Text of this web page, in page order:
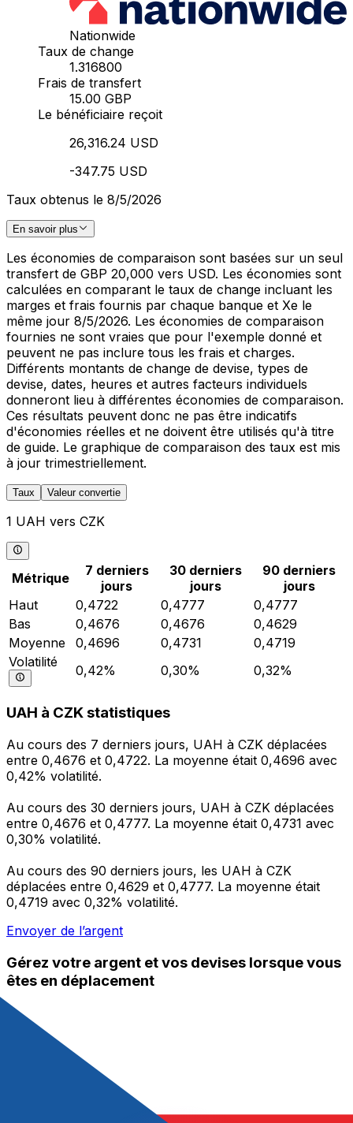
Nationwide
Taux de change
1.316800
Frais de transfert
15.00 GBP
Le bénéficiaire reçoit
26,316.24 USD
-347.75 USD
Taux obtenus le 8/5/2026
En savoir plus
Les économies de comparaison sont basées sur un seul
transfert de GBP 20,000 vers USD. Les économies sont
calculées en comparant le taux de change incluant les
marges et frais fournis par chaque banque et Xe le
même jour 8/5/2026. Les économies de comparaison
fournies ne sont vraies que pour l'exemple donné et
peuvent ne pas inclure tous les frais et charges.
Différents montants de change de devise, types de
devise, dates, heures et autres facteurs individuels
donneront lieu à différentes économies de comparaison.
Ces résultats peuvent donc ne pas être indicatifs
d'économies réelles et ne doivent être utilisés qu'à titre
de guide. Le graphique de comparaison des taux est mis
à jour trimestriellement.
Taux Valeur convertie
1 UAH vers CZK
Métrique
7 derniers
jours
30 derniers
jours
90 derniers
jours
Haut
0,4722 0,4777
0,4777
Bas
0,4676 0,4676
0,4629
Moyenne
0,4696 0,4731
0,4719
Volatilité
0,42% 0,30% 0,32%
UAH à CZK statistiques
Au cours des 7 derniers jours, UAH à CZK déplacées
entre 0,4676 et 0,4722. La moyenne était 0,4696 avec
0,42% volatilité.
Au cours des 30 derniers jours, UAH à CZK déplacées
entre 0,4676 et 0,4777. La moyenne était 0,4731 avec
0,30% volatilité.
Au cours des 90 derniers jours, les UAH à CZK
déplacées entre 0,4629 et 0,4777. La moyenne était
0,4719 avec 0,32% volatilité.
Envoyer de l’argent
Gérez votre argent et vos devises lorsque vous
êtes en déplacement
L'application Xe réunit toutes les fonctionnalités
nécessaires pour vos transferts d'argent internationaux
et la gestion de vos devises. Convertissez des devises,
programmez des alertes de taux et transférez de
l'argent à l'étranger sans frais cachés. Téléchargez
l'application dès aujourd'hui !